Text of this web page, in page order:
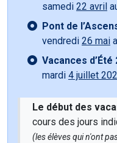
samedi 22 avril
Pont de
vendredi 26 mai
Vacances
mardi 4 juillet
Le début des
cours des jours
(les élèves qui n'ont